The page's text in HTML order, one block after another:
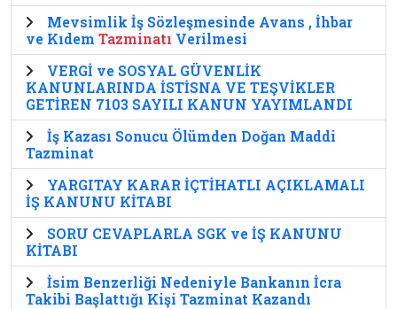
Mevsimlik İş Sözleşmesinde Avans , İhbar
ve Kıdem Tazminatı Verilmesi
VERGİ ve SOSYAL GÜVENLİK
KANUNLARINDA İSTİSNA VE TEŞVİKLER
GETİREN 7103 SAYILI KANUN YAYIMLANDI
İş Kazası Sonucu Ölümden Doğan Maddi
Tazminat
YARGITAY KARAR İÇTİHATLI AÇIKLAMALI
İŞ KANUNU KİTABI
SORU CEVAPLARLA SGK ve İŞ KANUNU
KİTABI
İsim Benzerliği Nedeniyle Bankanın İcra
Takibi Başlattığı Kişi Tazminat Kazandı